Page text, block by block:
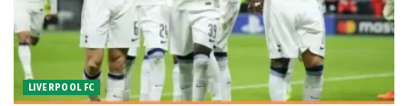
LIVERPOOL FC